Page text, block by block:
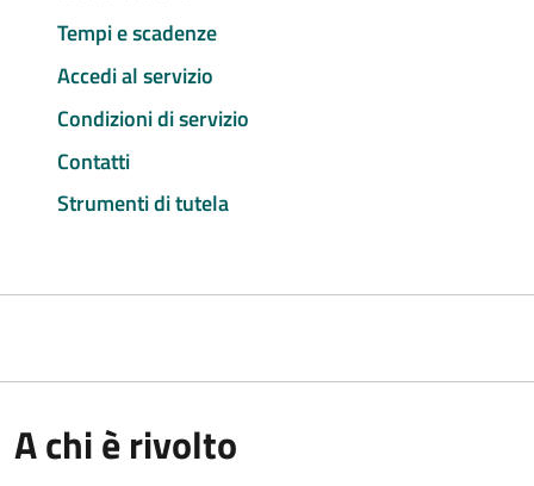
Tempi e scadenze
Accedi al servizio
Condizioni di servizio
Contatti
Strumenti di tutela
A chi è rivolto